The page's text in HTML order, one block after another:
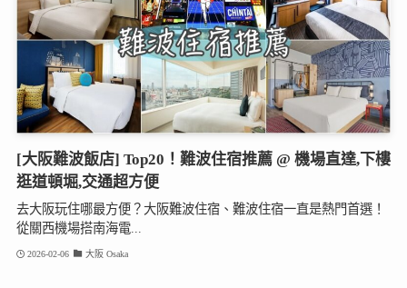
[大阪難波飯店] Top20！難波住宿推薦 @ 機場直達,下樓
逛道頓堀,交通超方便
去大阪玩住哪最方便？大阪難波住宿、難波住宿一直是熱門首選！
從關西機場搭南海電...
2026-02-06 大阪 Osaka